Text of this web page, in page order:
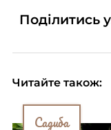
Поділитись
Читайте також:
Садиба